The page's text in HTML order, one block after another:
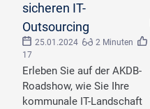
sicheren IT-
Outsourcing
25.01.2024
2 Minuten
17
Erleben Sie auf der AKDB-
Roadshow, wie Sie Ihre
kommunale IT-Landschaft